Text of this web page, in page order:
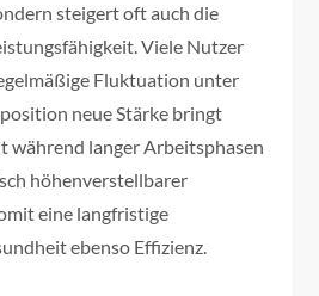
steigert oft auch die
Viele Nutzer
Fluktuation unter
neue Stärke bringt
während langer Arbeitsphasen
höhenverstellbarer
eine langfristige
ebenso Effizienz.